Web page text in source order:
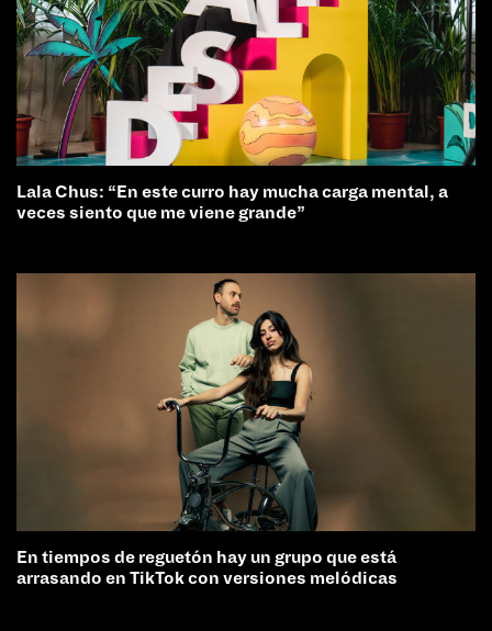
Lala Chus: “En este curro hay mucha carga mental, a
veces siento que me viene grande”
En tiempos de reguetón hay un grupo que está
arrasando en TikTok con versiones melódicas